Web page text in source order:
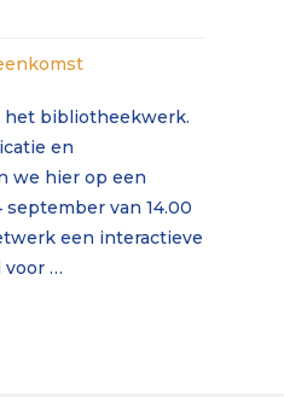
het bibliotheekwerk.
en
we hier op een
van 14.00
een interactieve
voor …